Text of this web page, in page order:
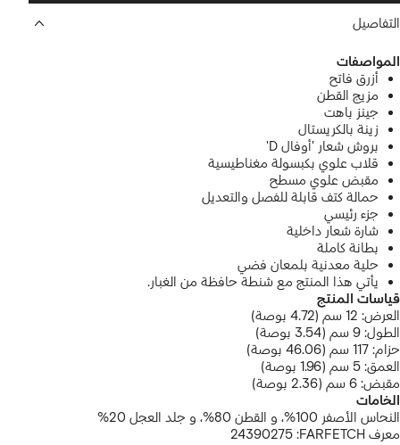
التفاصيل
المواصفات
أزرق فاتح
مزيج القطن
جينز باهت
زينة بالكريستال
بروش شعار 'أوفال D'
قلاب علوي بكبسولة مغناطيسية
مقبض علوي مسطح
حمالة كتف قابلة للفصل والتعديل
جزء رئيسي
شارة شعار داخلية
بطانة كاملة
حلية معدنية بلمعان فضي
يأتي هذا المنتج مع شنطة حافظة من الغبار.
قياسات المنتج
العرض: 12 سم (4.72 بوصة)
الطول: 9 سم (3.54 بوصة)
حزام: 117 سم (46.06 بوصة)
العمق: 5 سم (1.96 بوصة)
مقبض: 6 سم (2.36 بوصة)
الخامات
النحاس الأصفر 100%، و
القطن 80%، و
جلد العجل 20%
معرف FARFETCH:
24390275